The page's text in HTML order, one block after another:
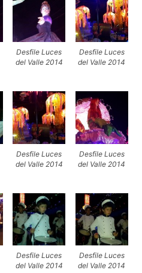
Desfile Luces
del Valle 2014
Desfile Luces
del Valle 2014
Desfile Luces
del Valle 2014
Desfile Luces
del Valle 2014
Desfile Luces
del Valle 2014
Desfile Luces
del Valle 2014